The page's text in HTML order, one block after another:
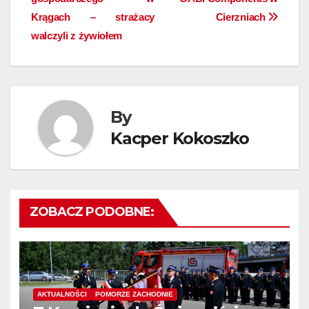
wpisu
Cierzniach
Krągach – strażacy
walczyli z żywiołem
By
Kacper Kokoszko
ZOBACZ PODOBNE:
AKTUALNOŚCI POMORZE ZACHODNIE